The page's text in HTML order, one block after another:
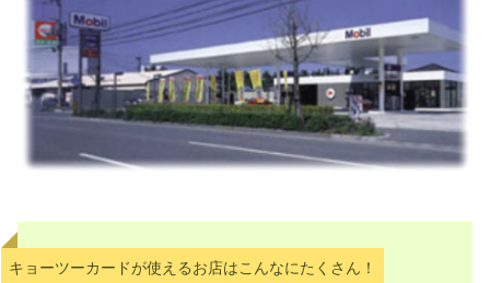
キョーツーカードが使えるお店はこんなにたくさん！